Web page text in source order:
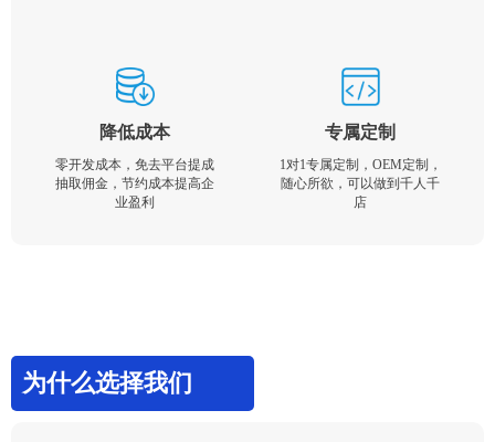
降低成本
零开发成本，免去平台提成
抽取佣金，节约成本提高企
业盈利
专属定制
1对1专属定制，OEM定制，
随心所欲，可以做到千人千
店
为什么选择我们